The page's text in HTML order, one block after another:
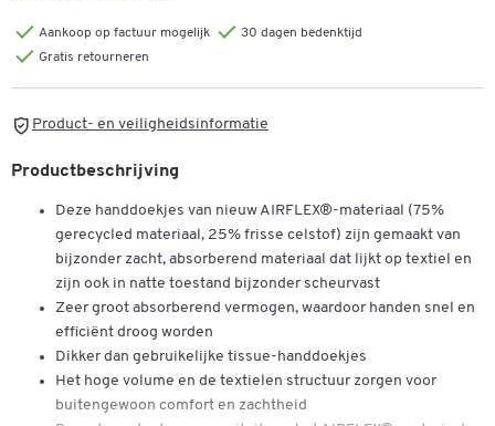
Aankoop op factuur mogelijk
30 dagen bedenktijd
Gratis retourneren
Product- en veiligheidsinformatie
Productbeschrijving
Deze handdoekjes van nieuw AIRFLEX®-materiaal (75%
gerecycled materiaal, 25% frisse celstof) zijn gemaakt van
bijzonder zacht, absorberend materiaal dat lijkt op textiel en
zijn ook in natte toestand bijzonder scheurvast
Zeer groot absorberend vermogen, waardoor handen snel en
efficiënt droog worden
Dikker dan gebruikelijke tissue-handdoekjes
Het hoge volume en de textielen structuur zorgen voor
buitengewoon comfort en zachtheid